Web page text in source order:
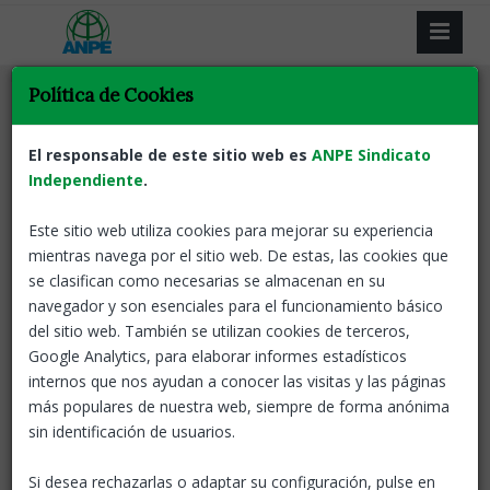
Període Extraordinari de
Consulta i Modificació de dades
24 Jul, 2023 ANPE-Catalunya
S'ha obert un nou termini per a laconsulta i modificació
de dades del curs 2023-2024
Termini:24 i 25 de juliol
Consulta i modificació de dades
Política de Cookies
El responsable de este sitio web es ANPE Sindicato
Independiente.
Este sitio web utiliza cookies para mejorar su experiencia
mientras navega por el sitio web. De estas, las cookies que
se clasifican como necesarias se almacenan en su
navegador y son esenciales para el funcionamiento básico
del sitio web. También se utilizan cookies de terceros,
Google Analytics, para elaborar informes estadísticos
internos que nos ayudan a conocer las visitas y las páginas
más populares de nuestra web, siempre de forma anónima
sin identificación de usuarios.
Si desea rechazarlas o adaptar su configuración, pulse en